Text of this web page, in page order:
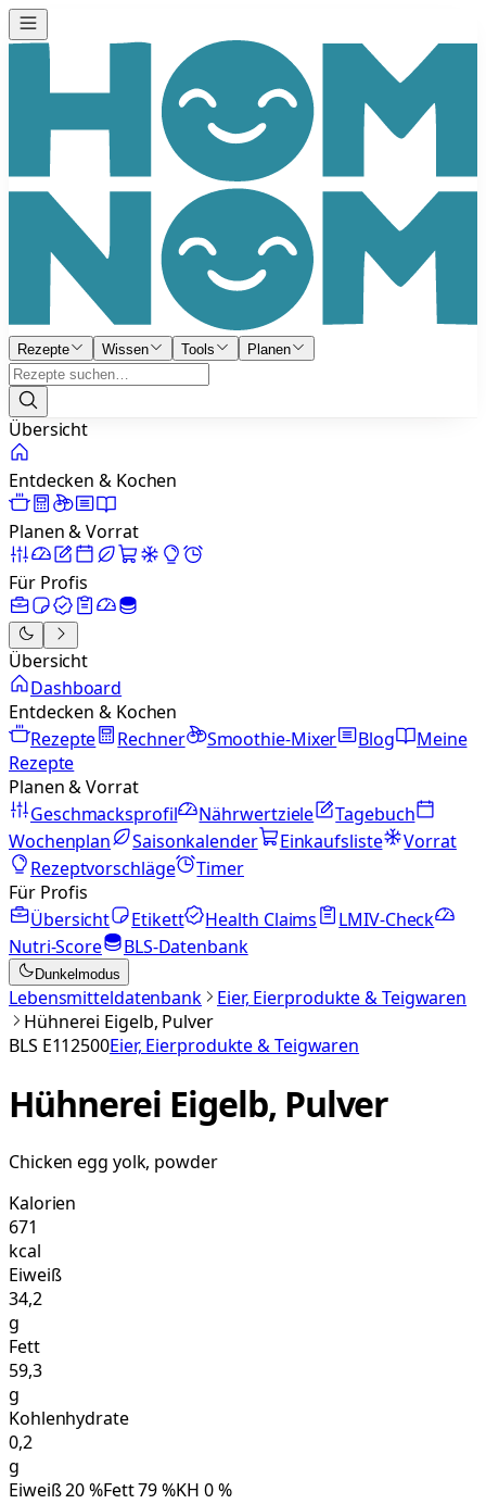
Rezepte Wissen Tools Planen
Übersicht
Entdecken & Kochen
Planen & Vorrat
Für Profis
Übersicht
Dashboard
Entdecken & Kochen
Rezepte
Rechner Smoothie-Mixer Blog
Meine
Rezepte
Planen & Vorrat
Geschmacksprofil
Nährwertziele
Tagebuch
Wochenplan
Saisonkalender Einkaufsliste
Vorrat
Rezeptvorschläge
Timer
Für Profis
Übersicht
Etikett Health Claims
LMIV-Check
Nutri-Score
BLS-Datenbank
Dunkelmodus
Lebensmitteldatenbank
Eier, Eierprodukte & Teigwaren
Hühnerei Eigelb, Pulver
BLS E112500Eier, Eierprodukte & Teigwaren
Hühnerei Eigelb, Pulver
Chicken egg yolk, powder
Kalorien
671
kcal
Eiweiß
34,2
g
Fett
59,3
g
Kohlenhydrate
0,2
g
Eiweiß20%Fett79%KH 0%